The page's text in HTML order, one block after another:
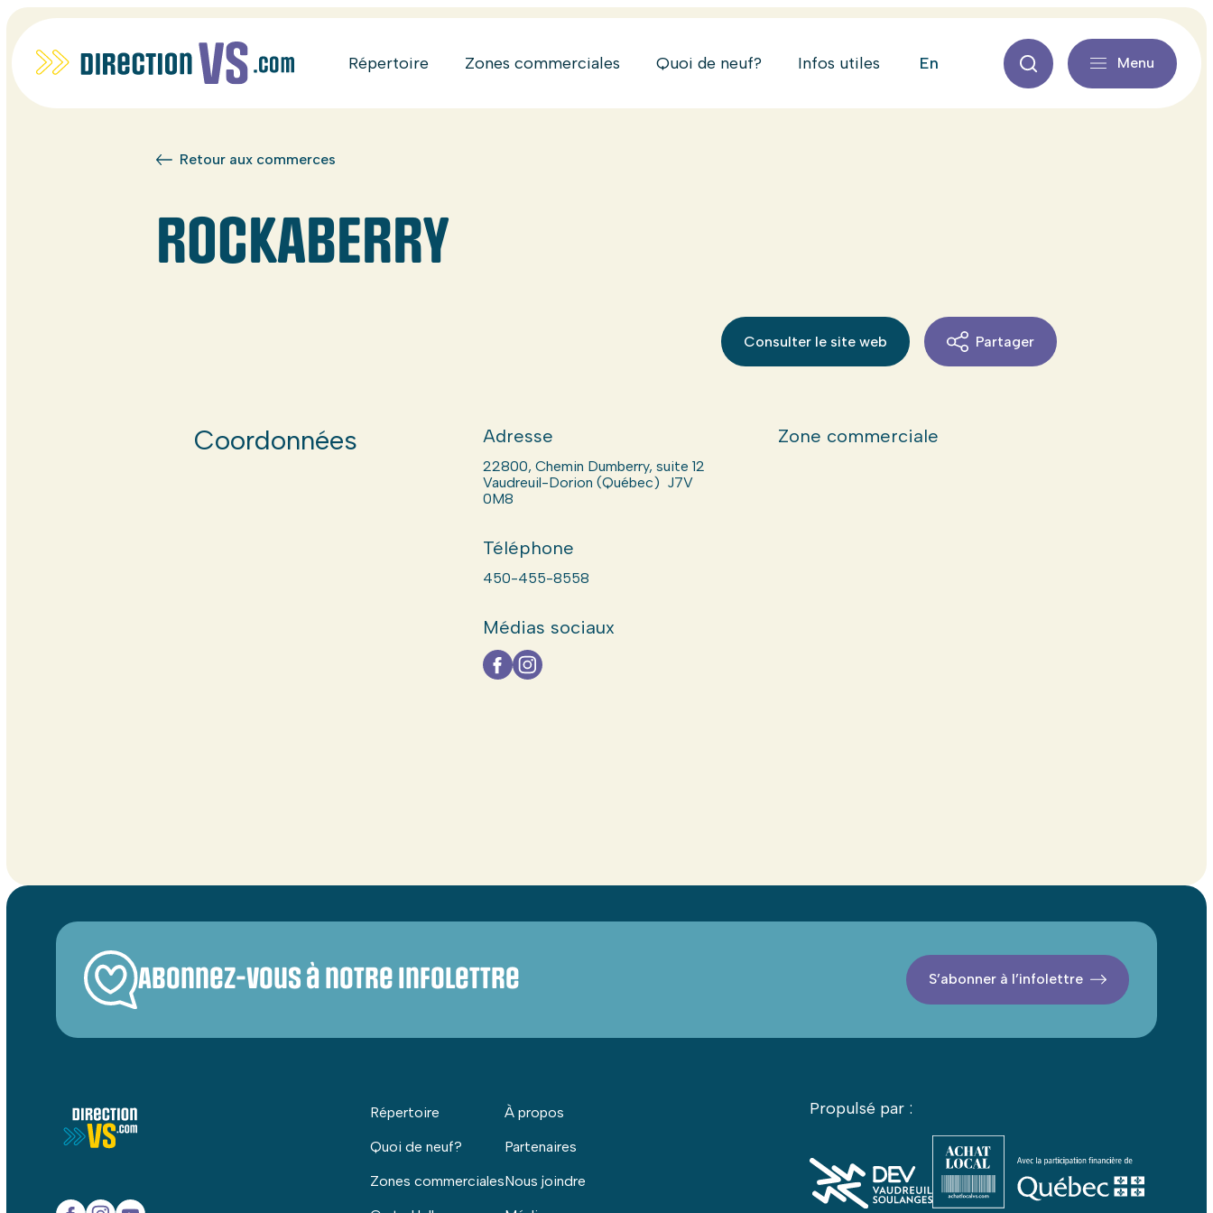
Répertoire Zones commerciales Quoi de neuf? Infos utiles en Menu
Retour aux commerces
ROCKABERRY
Consulter le site web Partager
Coordonnées Adresse
22800, Chemin Dumberry, suite 12
Vaudreuil-Dorion (Québec) J7V
0M8
Téléphone
450-455-8558
Médias sociaux
Zone commerciale
Abonnez-vous à notre infolettre S’abonner à l’infolettre
Répertoire
Quoi de neuf?
Zones commerciales
À propos
Partenaires
Nous joindre
Propulsé par :